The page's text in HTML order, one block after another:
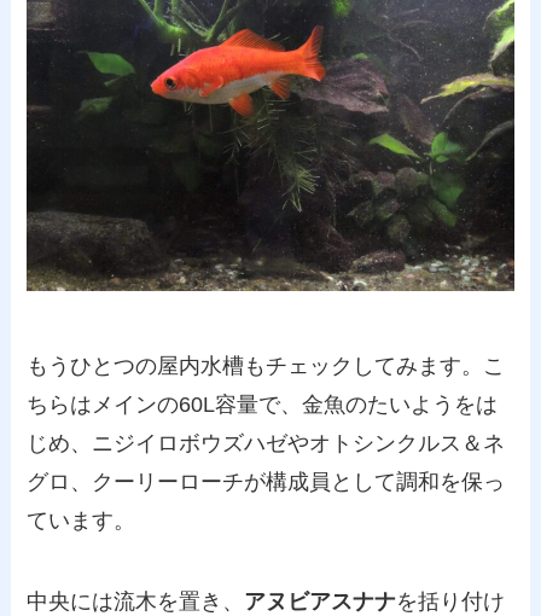
もうひとつの屋内水槽もチェックしてみます。こ
ちらはメインの60L容量で、金魚のたいようをは
じめ、ニジイロボウズハゼやオトシンクルス＆ネ
グロ、クーリーローチが構成員として調和を保っ
ています。
中央には流木を置き、 アヌビアスナナを括り付け